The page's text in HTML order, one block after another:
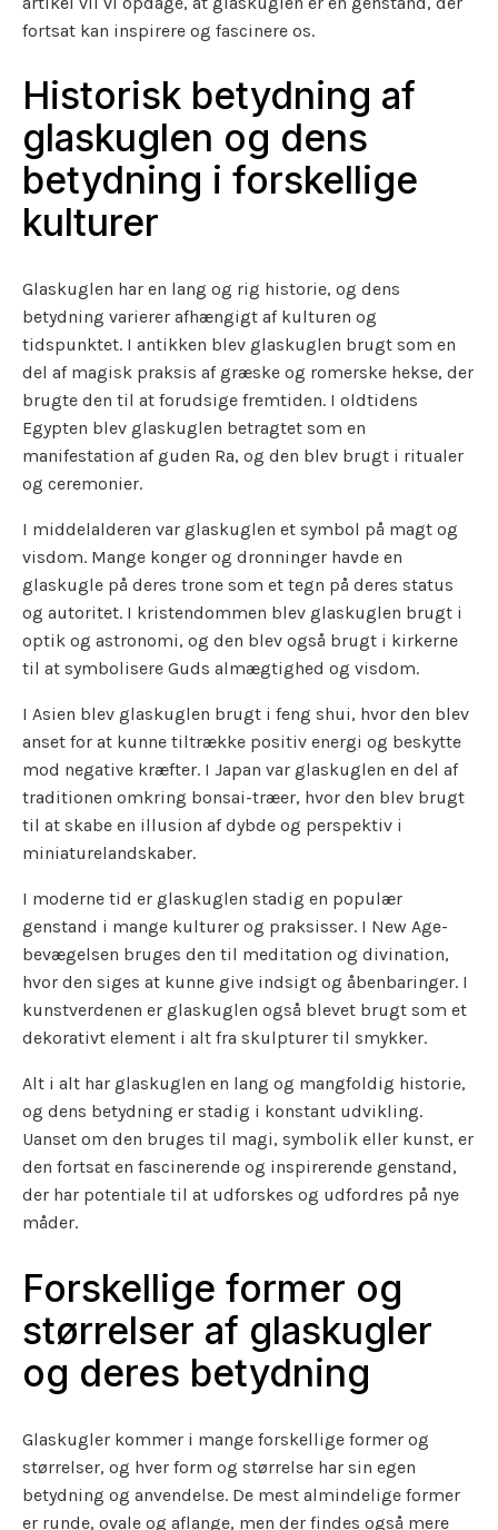
fortsat kan inspirere og fascinere os.
Historisk betydning af
glaskuglen og dens
betydning i forskellige
kulturer
Glaskuglen har en lang og rig historie, og dens
betydning varierer afhængigt af kulturen og
tidspunktet. I antikken blev glaskuglen brugt som en
del af magisk praksis af græske og romerske hekse, der
brugte den til at forudsige fremtiden. I oldtidens
Egypten blev glaskuglen betragtet som en
manifestation af guden Ra, og den blev brugt i ritualer
og ceremonier.
I middelalderen var glaskuglen et symbol på magt og
visdom. Mange konger og dronninger havde en
glaskugle på deres trone som et tegn på deres status
og autoritet. I kristendommen blev glaskuglen brugt i
optik og astronomi, og den blev også brugt i kirkerne
til at symbolisere Guds almægtighed og visdom.
I Asien blev glaskuglen brugt i feng shui, hvor den blev
anset for at kunne tiltrække positiv energi og beskytte
mod negative kræfter. I Japan var glaskuglen en del af
traditionen omkring bonsai-træer, hvor den blev brugt
til at skabe en illusion af dybde og perspektiv i
miniaturelandskaber.
I moderne tid er glaskuglen stadig en populær
genstand i mange kulturer og praksisser. I New Age-
bevægelsen bruges den til meditation og divination,
hvor den siges at kunne give indsigt og åbenbaringer. I
kunstverdenen er glaskuglen også blevet brugt som et
dekorativt element i alt fra skulpturer til smykker.
Alt i alt har glaskuglen en lang og mangfoldig historie,
og dens betydning er stadig i konstant udvikling.
Uanset om den bruges til magi, symbolik eller kunst, er
den fortsat en fascinerende og inspirerende genstand,
der har potentiale til at udforskes og udfordres på nye
måder.
Forskellige former og
størrelser af glaskugler
og deres betydning
Glaskugler kommer i mange forskellige former og
størrelser, og hver form og størrelse har sin egen
betydning og anvendelse. De mest almindelige former
er runde, ovale og aflange, men der findes også mere